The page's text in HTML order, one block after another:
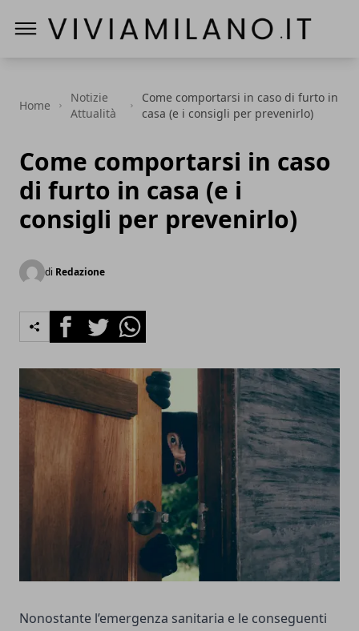
Home
Notizie
Attualità
Come comportarsi in caso di furto in
casa (e i consigli per prevenirlo)
Come comportarsi in caso
di furto in casa (e i
consigli per prevenirlo)
di Redazione
FacebookTwitterWhatsapp
Nonostante l’emergenza sanitaria e le conseguenti